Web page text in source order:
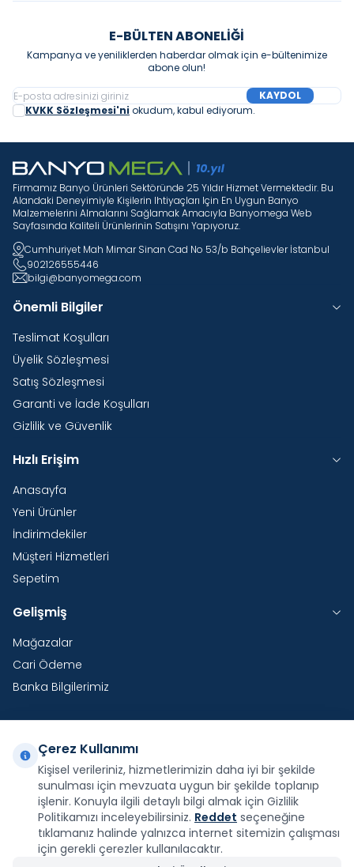
E-BÜLTEN ABONELIĞI
Kampanya ve yeniliklerden haberdar olmak için e-bültenimize
abone olun!
KAYDOL
KVKK Sözleşmesi'ni okudum, kabul ediyorum.
Firmamız Banyo Ürünleri Sektöründe 25 Yıldır Hizmet Vermektedir. Bu
Alandaki Deneyimiyle Kişilerin Ihtiyaçları Için En Uygun Banyo
Malzemelerini Almalarını Sağlamak Amacıyla Banyomega Web
Sayfasında Kaliteli Ürünlerinin Satışını Yapıyoruz.
Cumhuriyet Mah Mimar Sinan Cad No 53/b Bahçelievler İstanbul
902126555446
bilgi@banyomega.com
Önemli Bilgiler
Teslimat Koşulları
Üyelik Sözleşmesi
Satış Sözleşmesi
Garanti ve İade Koşulları
Gizlilik ve Güvenlik
Hızlı Erişim
Anasayfa
Yeni Ürünler
İndirimdekiler
Müşteri Hizmetleri
Sepetim
Gelişmiş
Mağazalar
Cari Ödeme
Banka Bilgilerimiz
Yurtdışı Kargo
Şirketimiz E-Fatura ve E-Arşiv Fatura uygulaması
kapsamındadır.
Çerez Kullanımı
Kişisel verileriniz, hizmetlerimizin daha iyi bir şekilde
sunulması için mevzuata uygun bir şekilde toplanıp
işlenir. Konuyla ilgili detaylı bilgi almak için Gizlilik
Politikamızı inceleyebilirsiniz. Reddet seçeneğine
tıklamanız halinde yalnızca internet sitemizin çalışması
için gerekli çerezler kullanılacaktır.